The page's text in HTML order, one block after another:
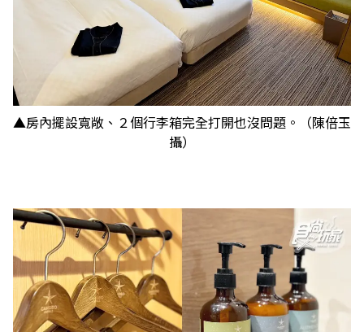
▲房內擺設寬敞、２個行李箱完全打開也沒問題。（陳倍玉
攝）